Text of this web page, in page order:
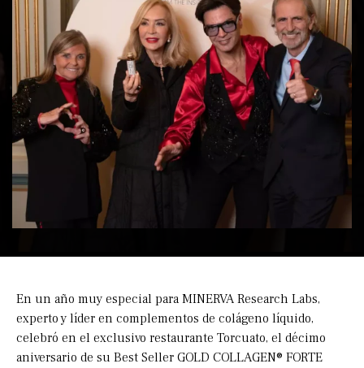
En un año muy especial para MINERVA Research Labs,
experto y líder en complementos de colágeno líquido,
celebró en el exclusivo restaurante Torcuato, el décimo
aniversario de su Best Seller GOLD COLLAGEN® FORTE